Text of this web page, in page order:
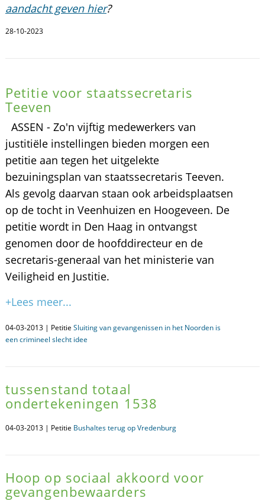
aandacht geven hier?
28-10-2023
Petitie voor staatssecretaris
Teeven
ASSEN - Zo'n vijftig medewerkers van
justitiële instellingen bieden morgen een
petitie aan tegen het uitgelekte
bezuiningsplan van staatssecretaris Teeven.
Als gevolg daarvan staan ook arbeidsplaatsen
op de tocht in Veenhuizen en Hoogeveen. De
petitie wordt in Den Haag in ontvangst
genomen door de hoofddirecteur en de
secretaris-generaal van het ministerie van
Veiligheid en Justitie.
+Lees meer...
04-03-2013 | Petitie Sluiting van gevangenissen in het Noorden is
een crimineel slecht idee
tussenstand totaal
ondertekeningen 1538
04-03-2013 | Petitie Bushaltes terug op Vredenburg
Hoop op sociaal akkoord voor
gevangenbewaarders